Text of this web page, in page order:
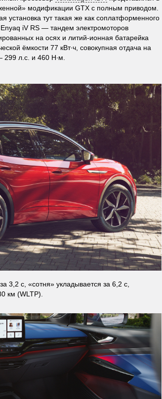
модификации GTX с полным приводом.
установка тут такая же как соплатформенного
iV RS — тандем электромоторов
на осях и литий-ионная батарейка
ёмкости 77 кВт∙ч, совокупная отдача на
299 л.с. и 460 Н·м.
3,2 с, «сотня» укладывается за 6,2 с,
км (WLTP).